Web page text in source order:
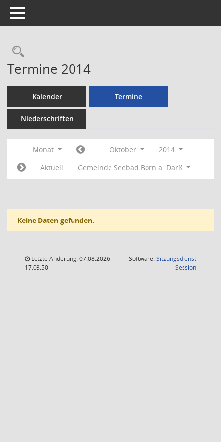
Toggle navigation
Rechercheauswahl
Termine 2014
Kalender Termine
Niederschriften
Monat Oktober
2014
Aktuell
Gemeinde Seebad Born a. Darß
Keine Daten gefunden.
Letzte Änderung: 07.08.2026
17:03:50
Software:Sitzungsdienst
Session(Wird in